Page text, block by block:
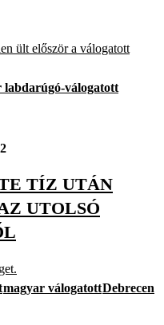
ült először a válogatott
labdarúgó-válogatott
TÍZ UTÁN
UTOLSÓ
magyar válogatottDebrecen